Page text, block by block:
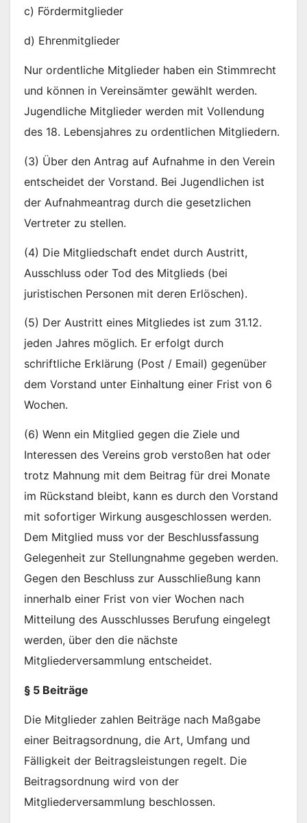
c) Fördermitglieder
d) Ehrenmitglieder
Nur ordentliche Mitglieder haben ein Stimmrecht
und können in Vereinsämter gewählt werden.
Jugendliche Mitglieder werden mit Vollendung
des 18. Lebensjahres zu ordentlichen Mitgliedern.
(3) Über den Antrag auf Aufnahme in den Verein
entscheidet der Vorstand. Bei Jugendlichen ist
der Aufnahmeantrag durch die gesetzlichen
Vertreter zu stellen.
(4) Die Mitgliedschaft endet durch Austritt,
Ausschluss oder Tod des Mitglieds (bei
juristischen Personen mit deren Erlöschen).
(5) Der Austritt eines Mitgliedes ist zum 31.12.
jeden Jahres möglich. Er erfolgt durch
schriftliche Erklärung (Post / Email) gegenüber
dem Vorstand unter Einhaltung einer Frist von 6
Wochen.
(6) Wenn ein Mitglied gegen die Ziele und
Interessen des Vereins grob verstoßen hat oder
trotz Mahnung mit dem Beitrag für drei Monate
im Rückstand bleibt, kann es durch den Vorstand
mit sofortiger Wirkung ausgeschlossen werden.
Dem Mitglied muss vor der Beschlussfassung
Gelegenheit zur Stellungnahme gegeben werden.
Gegen den Beschluss zur Ausschließung kann
innerhalb einer Frist von vier Wochen nach
Mitteilung des Ausschlusses Berufung eingelegt
werden, über den die nächste
Mitgliederversammlung entscheidet.
§ 5 Beiträge
Die Mitglieder zahlen Beiträge nach Maßgabe
einer Beitragsordnung, die Art, Umfang und
Fälligkeit der Beitragsleistungen regelt. Die
Beitragsordnung wird von der
Mitgliederversammlung beschlossen.